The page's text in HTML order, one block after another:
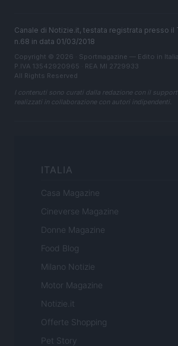
Canale di Notizie.it, testata registrata presso il
n.68 in data 01/03/2018
Copyright © 2026 · Sportmagazine — Edito in
P.IVA 13542920965 · REA MI 2729933
All Rights Reserved
I contenuti sono curati dalla redazione con il
realizzati in collaborazione con autori indipendenti.
ITALIA
Casa Magazine
Cineverse Magazine
Donne Magazine
Food Blog
Milano Notizie
Motor Magazine
Notizie.it
Offerte Shopping
Pet Story